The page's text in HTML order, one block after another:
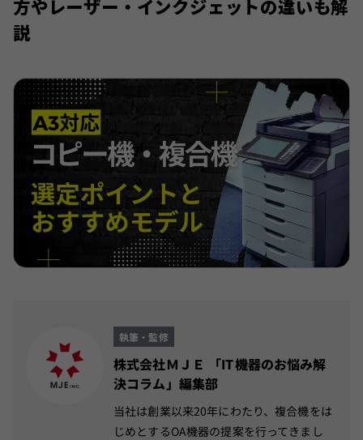
方やレーザー・インクジェットの違いも解
説
執筆・監修
株式会社ＭＪＥ 「IT機器のお悩み解
決コラム」編集部
当社は創業以来20年にわたり、複合機をは
じめとするOA機器の提案を行ってきまし